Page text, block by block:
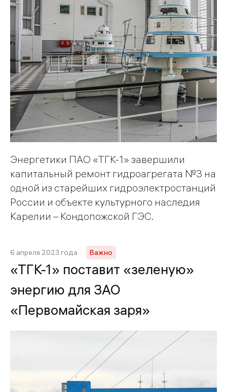
Энергетики ПАО «ТГК-1» завершили
капитальный ремонт гидроагрегата №3 на
одной из старейших гидроэлектростанций
России и объекте культурного наследия
Карелии – Кондопожской ГЭС.
6 апреля 2023 года Важно
«ТГК-1» поставит «зеленую»
энергию для ЗАО
«Первомайская заря»